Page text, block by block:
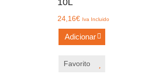
10L
24,16€ Iva Incluido
Adicionar
Favorito